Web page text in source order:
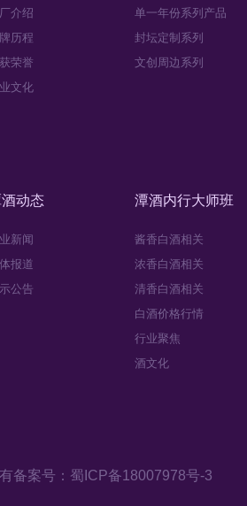
介绍
历程
荣誉
文化
单一年份系列产品
封坛定制系列
文创周边系列
动态
新闻
报道
公告
潭酒内行大师班
酱香白酒相关
浓香白酒相关
清香白酒相关
白酒价格行情
行业聚焦
酒文化
备案号：蜀ICP备18007978号-3